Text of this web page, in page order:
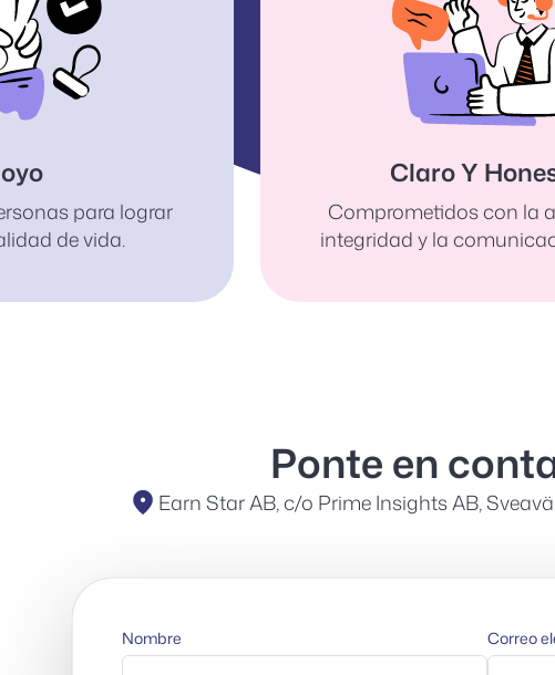
para lograr
de vida.
Claro Y
Comprometidos con la
integridad y la
Ponte en
Earn Star AB, c/o Prime Insights AB,
Nombre Correo